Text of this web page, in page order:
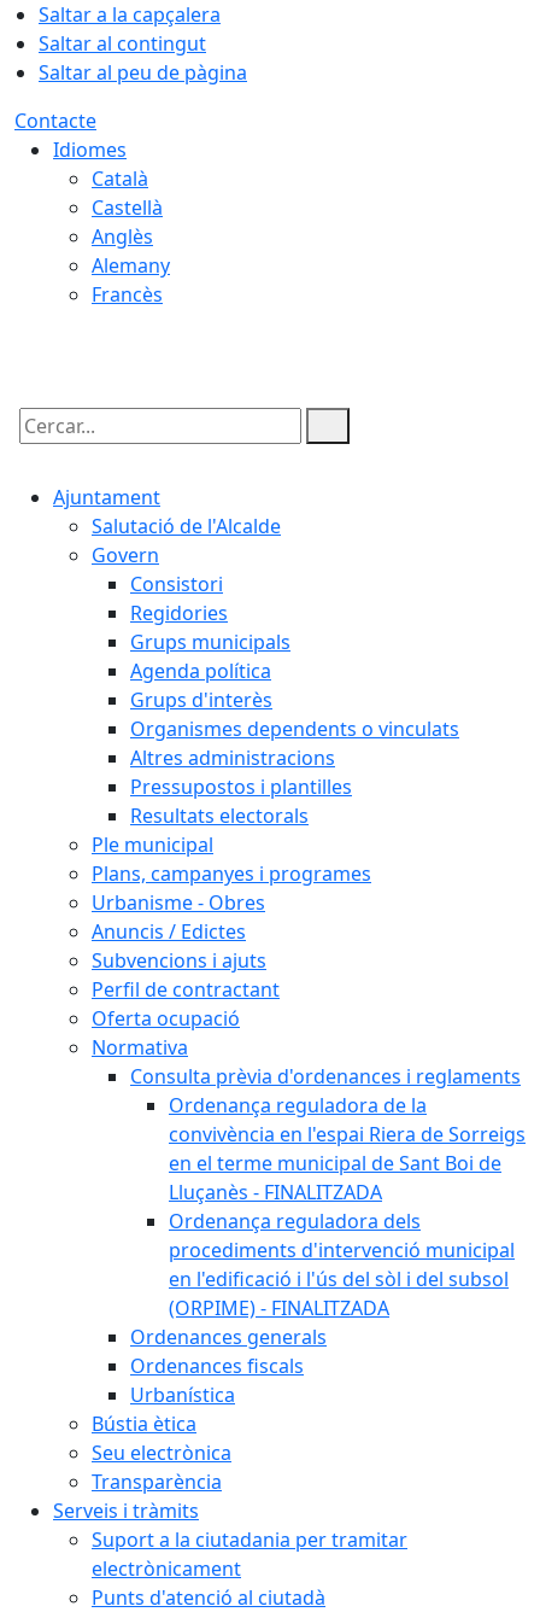
Saltar a la capçalera
Saltar al contingut
Saltar al peu de pàgina
Contacte
Idiomes
Català
Castellà
Anglès
Alemany
Francès
Cercar:
Ajuntament
Salutació de l'Alcalde
Govern
Consistori
Regidories
Grups municipals
Agenda política
Grups d'interès
Organismes dependents o vinculats
Altres administracions
Pressupostos i plantilles
Resultats electorals
Ple municipal
Plans, campanyes i programes
Urbanisme - Obres
Anuncis / Edictes
Subvencions i ajuts
Perfil de contractant
Oferta ocupació
Normativa
Consulta prèvia d'ordenances i reglaments
Ordenança reguladora de la
convivència en l'espai Riera de Sorreigs
en el terme municipal de Sant Boi de
Lluçanès - FINALITZADA
Ordenança reguladora dels
procediments d'intervenció municipal
en l'edificació i l'ús del sòl i del subsol
(ORPIME) - FINALITZADA
Ordenances generals
Ordenances fiscals
Urbanística
Bústia ètica
Seu electrònica
Transparència
Serveis i tràmits
Suport a la ciutadania per tramitar
electrònicament
Punts d'atenció al ciutadà